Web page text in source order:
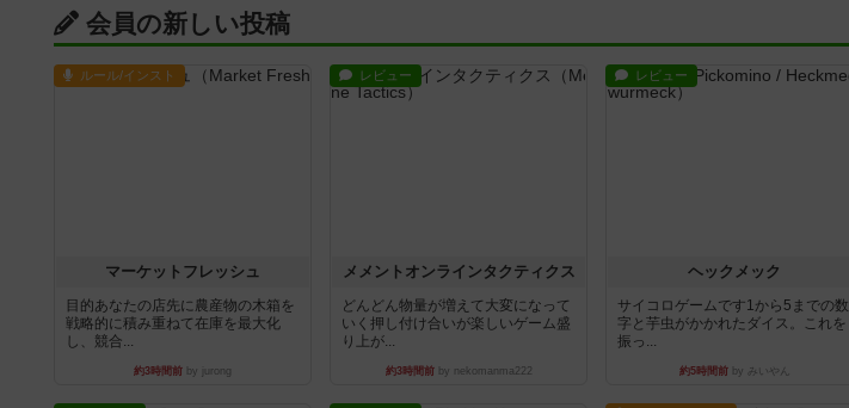
会員の新しい投稿
ルール/インスト
マーケットフレッシュ
目的あなたの店先に農産物の木箱を
戦略的に積み重ねて在庫を最大化
し、競合...
約3時間前 by jurong
レビュー
メメントオンラインタクティクス
どんどん物量が増えて大変になって
いく押し付け合いが楽しいゲーム盛
り上が...
約3時間前by nekomanma222
レビュー
ヘックメック
サイコロゲームです1から5までの数
字と芋虫がかかれたダイス。これを
振っ...
約5時間前by みいやん